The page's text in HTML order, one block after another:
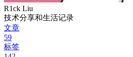
R1ck Liu
技术分享和生活记录
文章
59
标签